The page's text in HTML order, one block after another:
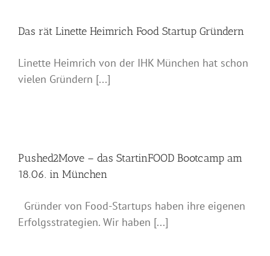
Das rät Linette Heimrich Food Startup Gründern
Linette Heimrich von der IHK München hat schon
vielen Gründern [...]
Pushed2Move – das StartinFOOD Bootcamp am
18.06. in München
Gründer von Food-Startups haben ihre eigenen
Erfolgsstrategien. Wir haben [...]